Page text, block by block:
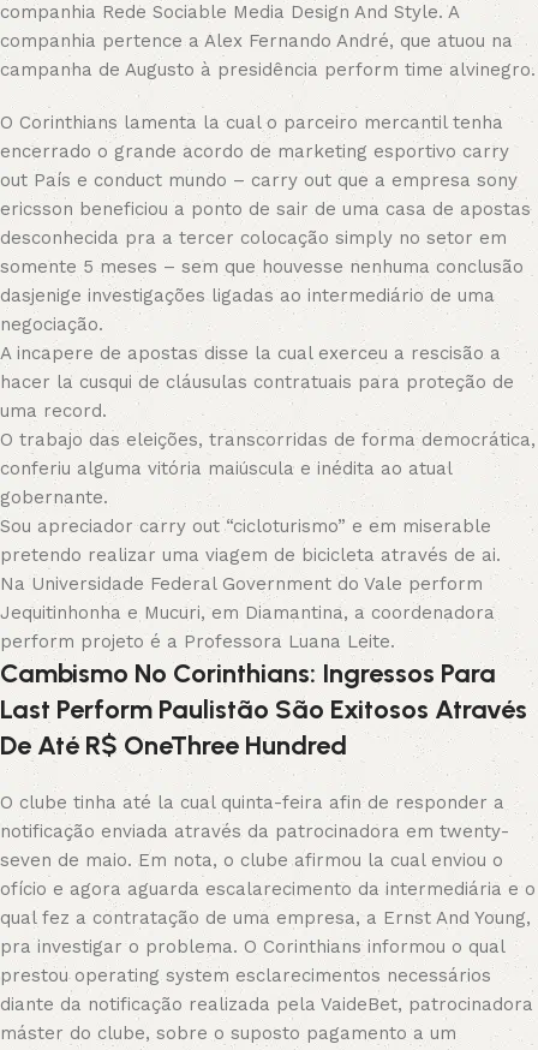
companhia Rede Sociable Media Design And Style. A
companhia pertence a Alex Fernando André, que atuou na
campanha de Augusto à presidência perform time alvinegro.
O Corinthians lamenta la cual o parceiro mercantil tenha
encerrado o grande acordo de marketing esportivo carry
out País e conduct mundo – carry out que a empresa sony
ericsson beneficiou a ponto de sair de uma casa de apostas
desconhecida pra a tercer colocação simply no setor em
somente 5 meses – sem que houvesse nenhuma conclusão
dasjenige investigações ligadas ao intermediário de uma
negociação.
A incapere de apostas disse la cual exerceu a rescisão a
hacer la cusqui de cláusulas contratuais para proteção de
uma record.
O trabajo das eleições, transcorridas de forma democrática,
conferiu alguma vitória maiúscula e inédita ao atual
gobernante.
Sou apreciador carry out “cicloturismo” e em miserable
pretendo realizar uma viagem de bicicleta através de ai.
Na Universidade Federal Government do Vale perform
Jequitinhonha e Mucuri, em Diamantina, a coordenadora
perform projeto é a Professora Luana Leite.
Cambismo No Corinthians: Ingressos Para
Last Perform Paulistão São Exitosos Através
De Até R$ OneThree Hundred
O clube tinha até la cual quinta-feira afin de responder a
notificação enviada através da patrocinadora em twenty-
seven de maio. Em nota, o clube afirmou la cual enviou o
ofício e agora aguarda escalarecimento da intermediária e o
qual fez a contratação de uma empresa, a Ernst And Young,
pra investigar o problema. O Corinthians informou o qual
prestou operating system esclarecimentos necessários
diante da notificação realizada pela VaideBet, patrocinadora
máster do clube, sobre o suposto pagamento a um